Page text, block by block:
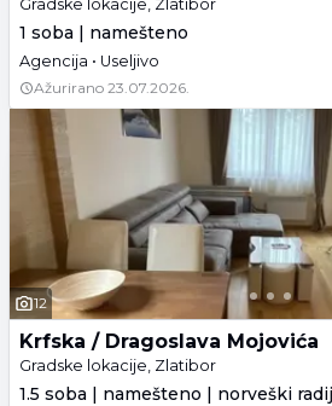
Gradske lokacije, Zlatibor
1 soba | namešteno
Agencija • Useljivo
Ažurirano 23.07.2026.
12
Krfska / Dragoslava Mojovića
Gradske lokacije, Zlatibor